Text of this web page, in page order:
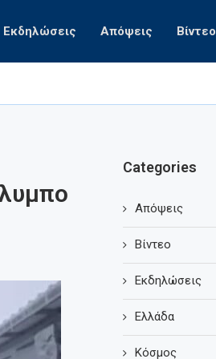
Εκδηλώσεις Απόψεις Βίντεο
Categories
Απόψεις
Βίντεο
Εκδηλώσεις
Ελλάδα
Κόσμος